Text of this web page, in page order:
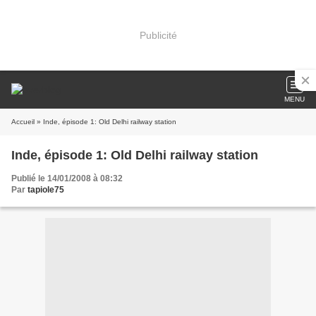
Publicité
MENU
Accueil » Inde, épisode 1: Old Delhi railway station
Inde, épisode 1: Old Delhi railway station
Publié le 14/01/2008 à 08:32
Par tapiole75